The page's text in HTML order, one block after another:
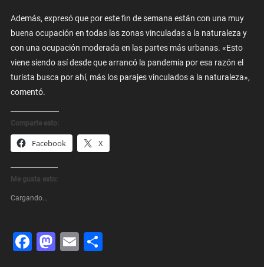
Además, expresó que por este fin de semana están con una muy
buena ocupación en todas las zonas vinculadas a la naturaleza y
con una ocupación moderada en las partes más urbanas. «Esto
viene siendo así desde que arrancó la pandemia por esa razón el
turista busca por ahí, más los parajes vinculados a la naturaleza»,
comentó.
Comparte esto:
Facebook X
Me gusta esto:
Cargando...
Facebook
Mastodon
EmailShare